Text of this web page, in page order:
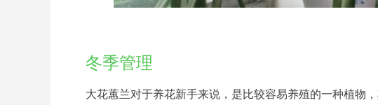
冬季管理
大花蕙兰对于养花新手来说，是比较容易养殖的一种植物